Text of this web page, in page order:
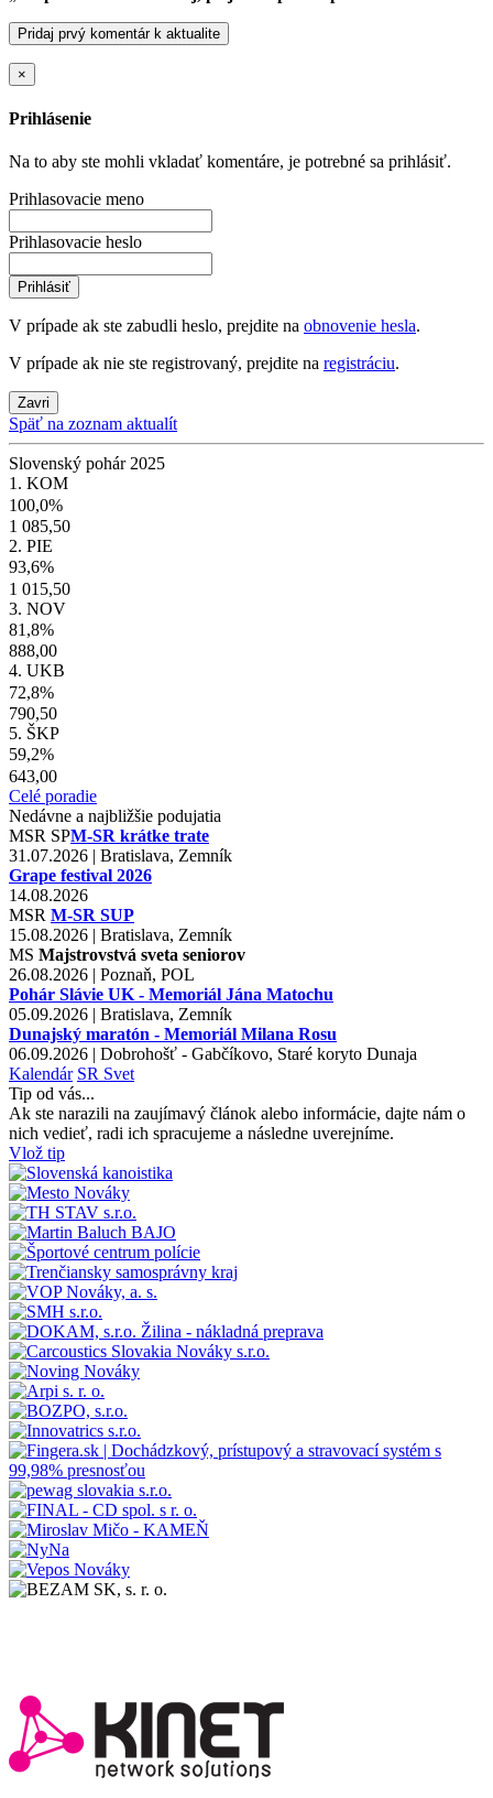
Pridaj prvý komentár k aktualite
×
Prihlásenie
Na to aby ste mohli vkladať komentáre, je potrebné sa prihlásiť.
Prihlasovacie meno
Prihlasovacie heslo
Prihlásiť
V prípade ak ste zabudli heslo, prejdite na obnovenie hesla.
V prípade ak nie ste registrovaný, prejdite na registráciu.
Zavri
Späť na zoznam aktualít
Slovenský pohár 2025
1. KOM
100,0%
1 085,50
2. PIE
93,6%
1 015,50
3. NOV
81,8%
888,00
4. UKB
72,8%
790,50
5. ŠKP
59,2%
643,00
Celé poradie
Nedávne a najbližšie podujatia
MSR SPM-SR krátke trate
31.07.2026 | Bratislava, Zemník
Grape festival 2026
14.08.2026
MSR M-SR SUP
15.08.2026 | Bratislava, Zemník
MS Majstrovstvá sveta seniorov
26.08.2026 | Poznaň, POL
Pohár Slávie UK - Memoriál Jána Matochu
05.09.2026 | Bratislava, Zemník
Dunajský maratón - Memoriál Milana Rosu
06.09.2026 | Dobrohošť - Gabčíkovo, Staré koryto Dunaja
Kalendár SR Svet
Tip od vás...
Ak ste narazili na zaujímavý článok alebo informácie, dajte nám o
nich vedieť, radi ich spracujeme a následne uverejníme.
Vlož tip